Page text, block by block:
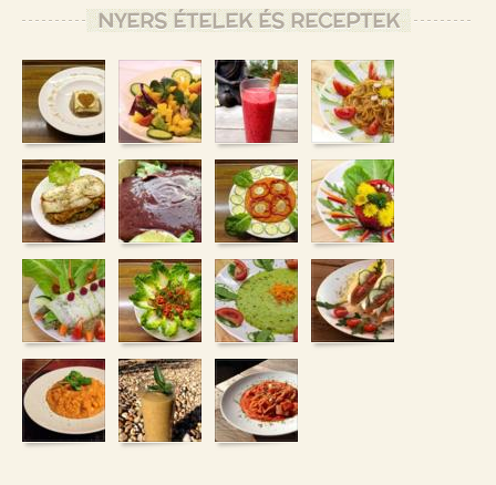
NYERS ÉTELEK ÉS RECEPTEK